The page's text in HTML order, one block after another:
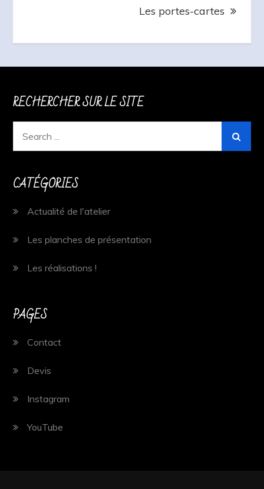
Les portes-cartes
RECHERCHER SUR LE SITE
CATÉGORIES
Actualité de l'atelier
Les planches de présentation
Les réalisations !
PAGES
Contact
Devis
Instagram
YouTube